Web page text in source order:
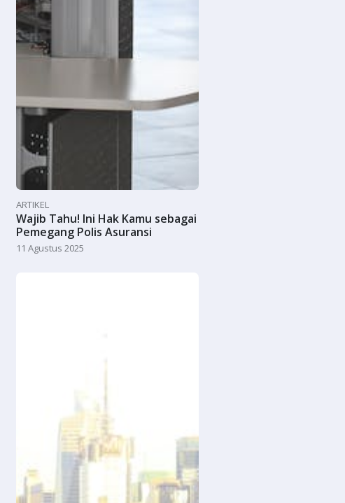
ARTIKEL
Wajib Tahu! Ini Hak Kamu sebagai
Pemegang Polis Asuransi
11 Agustus 2025